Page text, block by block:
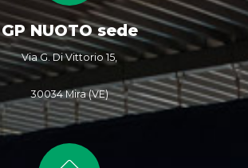
GP NUOTO sede
Via G. Di Vittorio 15,
30034 Mira (VE)